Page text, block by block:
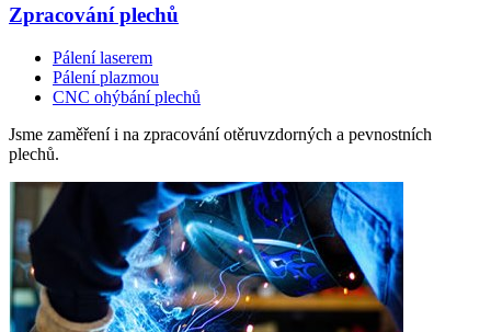
Zpracování plechů
Pálení laserem
Pálení plazmou
CNC ohýbání plechů
Jsme zaměření i na zpracování otěruvzdorných a pevnostních
plechů.